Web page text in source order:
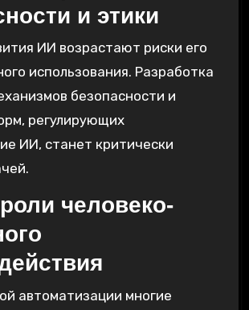
и этики
ИИ возрастают риски его
использования. Разработка
безопасности и
регулирующих
ИИ, станет критически
человеко-
автоматизации многие